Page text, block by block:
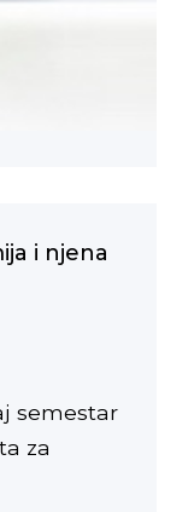
i njena
semestar
za